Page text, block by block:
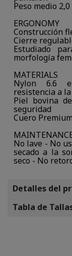
Peso medio 2,0
ERGONOMY
Construcción
Cierre
Estudiado
morfología
MATERIALS
Nylon 6.6
resistencia a
Piel bovina
seguridad
Cuero
No lave - No
secado a la
seco - No
Detalles del
Tabla de